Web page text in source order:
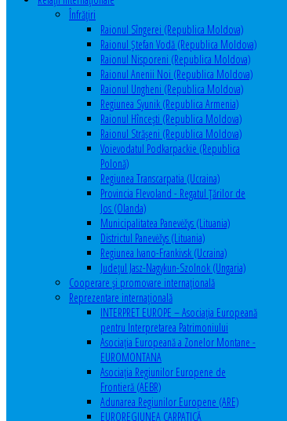
Înfrăţiri
Raionul Sîngerei (Republica Moldova)
Raionul Ștefan Vodă (Republica Moldova)
Raionul Nisporeni (Republica Moldova)
Raionul Anenii Noi (Republica Moldova)
Raionul Ungheni (Republica Moldova)
Regiunea Syunik (Republica Armenia)
Raionul Hîncești (Republica Moldova)
Raionul Străşeni (Republica Moldova)
Voievodatul Podkarpackie (Republica
Polonă)
Regiunea Transcarpatia (Ucraina)
Provincia Flevoland - Regatul Ţărilor de
Jos (Olanda)
Municipalitatea Panevėžys (Lituania)
Districtul Panevėžys (Lituania)
Regiunea Ivano-Frankivsk (Ucraina)
Judeţul Jasz-Nagykun-Szolnok (Ungaria)
Cooperare şi promovare internaţională
Reprezentare internaţională
INTERPRET EUROPE – Asociația Europeană
pentru Interpretarea Patrimoniului
Asociația Europeană a Zonelor Montane -
EUROMONTANA
Asociația Regiunilor Europene de
Frontieră (AEBR)
Adunarea Regiunilor Europene (ARE)
EUROREGIUNEA CARPATICĂ